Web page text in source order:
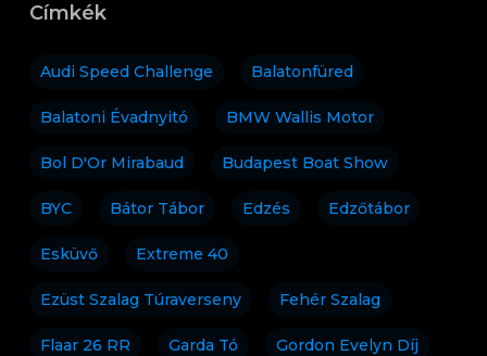
Címkék
Audi Speed Challenge Balatonfüred
Balatoni Évadnyitó BMW Wallis Motor
Bol D'Or Mirabaud Budapest Boat Show
BYC Bátor Tábor Edzés Edzőtábor
Esküvő Extreme 40
Ezüst Szalag Túraverseny Fehér Szalag
Flaar 26 RR Garda Tó Gordon Evelyn Díj